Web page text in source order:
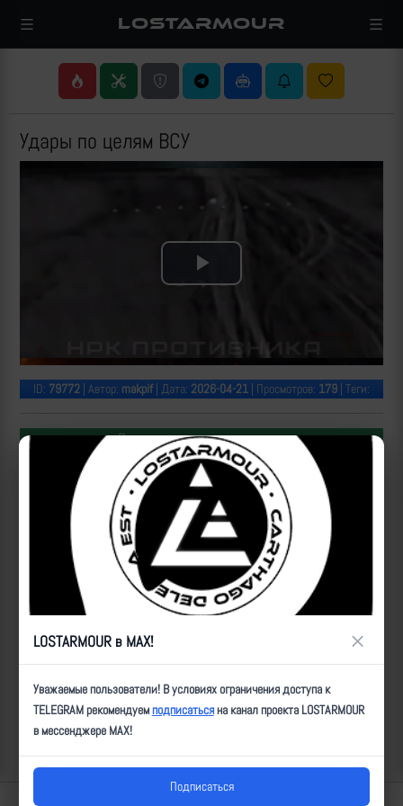
LOSTARMOUR
Удары по целям ВСУ
Play
ID: 79772 | Автор: makpif| Дата: 2026-04-21 | Просмотров: 179 | Теги:
Популярные за сегодня видео
Операторы Центра "Рубикон" бьют по целям ВСУ на
Донбассе
LOSTARMOUR в MAX! ×
Уважаемые пользователи! В условиях ограничения доступа к
TELEGRAM рекомендуемподписатьсяна канал проекта LOSTARMOUR
в мессенджере MAX!
Подписаться